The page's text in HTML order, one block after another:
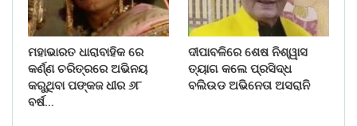
ମହାଭାରତ ଧାରାବାହିକ ରେ
କର୍ଣ୍ଣ ଚରିତ୍ରରେ ଅଭିନୟ
କରୁଥିବା ପଙ୍କଜ ଧୀର ୬୮
ବର୍ଷ…
ଦୀପାବଳିରେ ଶେଷ ନିଶ୍ୱାସ
ତ୍ୟାଗ କଲେ ପ୍ରସିଦ୍ଧ
ବଲିଉଡ ଅଭିନେତା ଅସରାନି